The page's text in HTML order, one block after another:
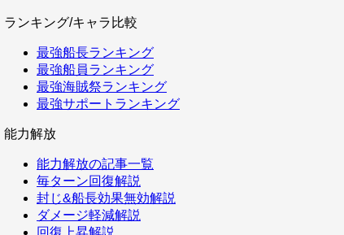
ランキング/キャラ比較
最強船長ランキング
最強船員ランキング
最強海賊祭ランキング
最強サポートランキング
能力解放
能力解放の記事一覧
毎ターン回復解説
封じ&船長効果無効解説
ダメージ軽減解説
回復上昇解説